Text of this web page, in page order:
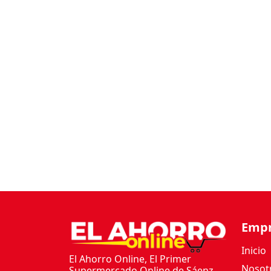
El Ahorro Online, El Primer
Inicio